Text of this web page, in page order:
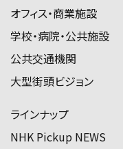
オフィス・商業施設
学校・病院・公共施設
公共交通機関
大型街頭ビジョン
ラインナップ
NHK Pickup NEWS